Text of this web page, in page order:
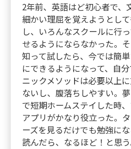
2年前、英語はど初心者で、
細かい理屈を覚えようとし
し、いろんなスクールに行
せるようにならなかった。
知って試したら、今では簡
にできるようになって、自分
ニックメソッドは必要以上
ないし、腹落ちしやすい。
で短期ホームステイした時
アプリがかなり役立った。
ーズを見るだけでも勉強に
読んだら、なるほど！と思う